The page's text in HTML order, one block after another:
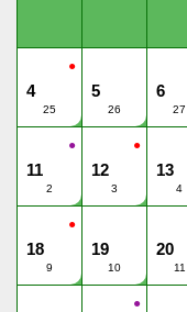
●
4
25
5
26
6
27
●
11
2
●
12
3
13
4
●
18
9
19
10
20
11
●